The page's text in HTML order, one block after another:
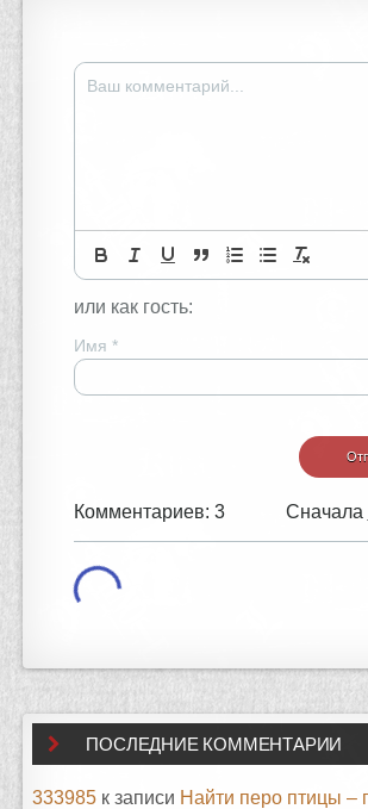
или как гость:
Имя *
Комментариев: 3 Сначала
ПОСЛЕДНИЕ КОММЕНТАРИИ
333985 к записи Найти перо птицы –